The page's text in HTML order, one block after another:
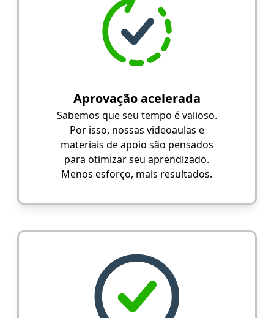
Aprovação acelerada
Sabemos que seu tempo é valioso.
Por isso, nossas videoaulas e
materiais de apoio são pensados
para otimizar seu aprendizado.
Menos esforço, mais resultados.